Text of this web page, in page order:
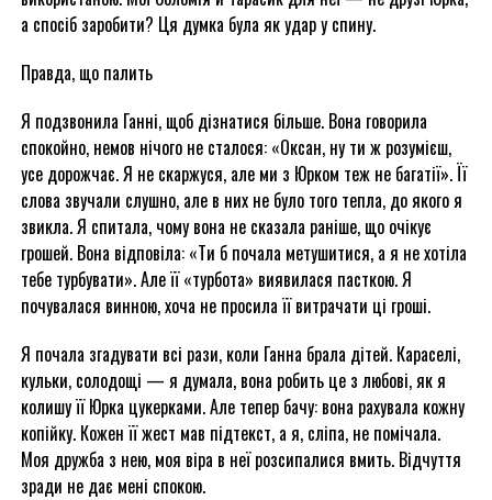
а спосіб заробити? Ця думка була як удар у спину.
Правда, що палить
Я подзвонила Ганні, щоб дізнатися більше. Вона говорила
спокойно, немов нічого не сталося: «Оксан, ну ти ж розумієш,
усе дорожчає. Я не скаржуся, але ми з Юрком теж не багатії». Її
слова звучали слушно, але в них не було того тепла, до якого я
звикла. Я спитала, чому вона не сказала раніше, що очікує
грошей. Вона відповіла: «Ти б почала метушитися, а я не хотіла
тебе турбувати». Але її «турбота» виявилася пасткою. Я
почувалася винною, хоча не просила її витрачати ці гроші.
Я почала згадувати всі рази, коли Ганна брала дітей. Караселі,
кульки, солодощі — я думала, вона робить це з любові, як я
колишу її Юрка цукерками. Але тепер бачу: вона рахувала кожну
копійку. Кожен її жест мав підтекст, а я, сліпа, не помічала.
Моя дружба з нею, моя віра в неї розсипалися вмить. Відчуття
зради не дає мені спокою.